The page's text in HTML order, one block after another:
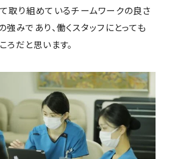
取り組めているチームワークの良さ
強みであり、働くスタッフにとっても
ろだと思います。